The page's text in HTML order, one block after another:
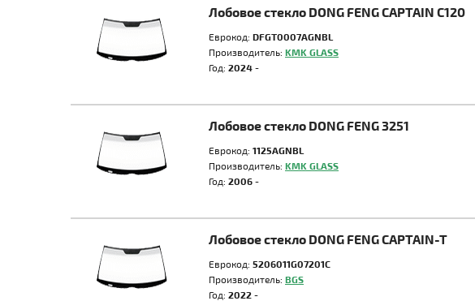
Лобовое стекло DONG FENG CAPTAIN C120
Еврокод: DFGT0007AGNBL
Производитель: KMK GLASS
Год: 2024 -
Лобовое стекло DONG FENG 3251
Еврокод: 1125AGNBL
Производитель: KMK GLASS
Год: 2006 -
Лобовое стекло DONG FENG CAPTAIN-T
Еврокод: 5206011G07201C
Производитель: BGS
Год: 2022 -